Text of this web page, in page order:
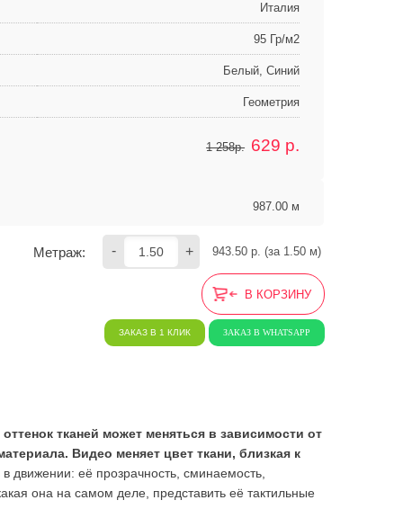
Италия
95 Гр/м2
Белый, Синий
Геометрия
1 258р. 629 р.
987.00 м
Метраж: - + 943.50 р. (за 1.50 м)
В КОРЗИНУ
ЗАКАЗ В 1 КЛИК ЗАКАЗ В WHATSAPP
тканей может меняться в зависимости от
Видео меняет цвет ткани, близкая к
движении: её прозрачность, сминаемость,
она на самом деле, представить её тактильные